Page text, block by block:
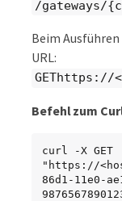
/gateways/
Beim
URL:
GEThttps://
Befehl zum
curl -X GET
"https://
86d1-11e0-